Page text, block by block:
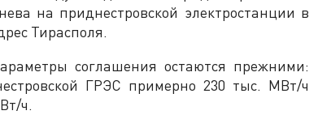
на приднестровской электростанции в
Тирасполя.
соглашения остаются прежними:
ГРЭС примерно 230 тыс. МВт/ч
ч.